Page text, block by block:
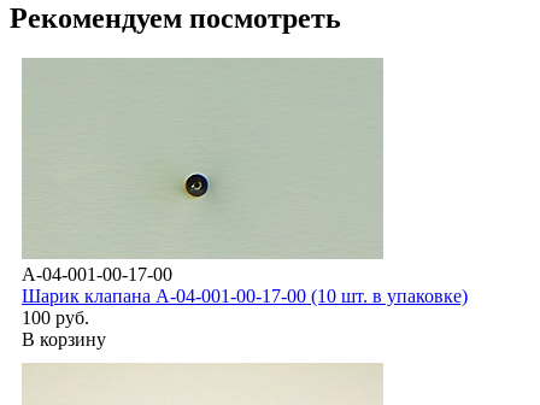
Рекомендуем посмотреть
A-04-001-00-17-00
Шарик клапана А-04-001-00-17-00 (10 шт. в упаковке)
100 руб.
В корзину